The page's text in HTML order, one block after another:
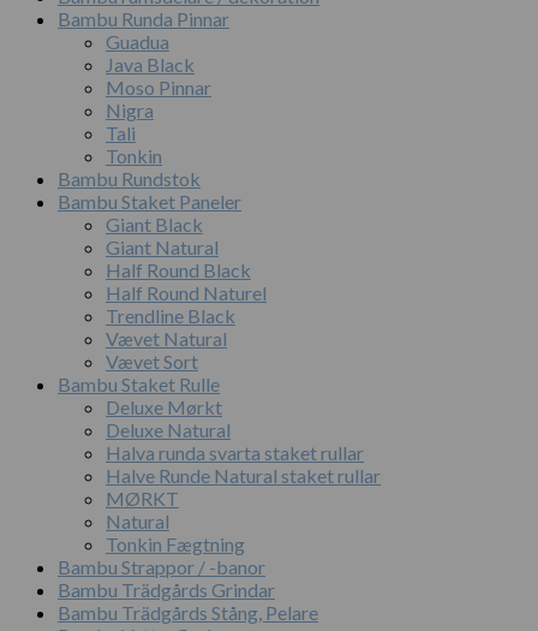
Bambu Runda Pinnar
Guadua
Java Black
Moso Pinnar
Nigra
Tali
Tonkin
Bambu Rundstok
Bambu Staket Paneler
Giant Black
Giant Natural
Half Round Black
Half Round Naturel
Trendline Black
Vævet Natural
Vævet Sort
Bambu Staket Rulle
Deluxe Mørkt
Deluxe Natural
Halva runda svarta staket rullar
Halve Runde Natural staket rullar
MØRKT
Natural
Tonkin Fægtning
Bambu Strappor / -banor
Bambu Trädgårds Grindar
Bambu Trädgårds Stång, Pelare